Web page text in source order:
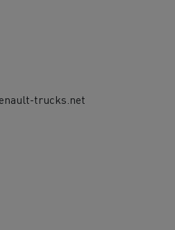
trucks.net